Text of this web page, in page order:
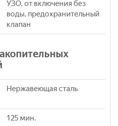
УЗО, от включения без
воды, предохранительный
клапан
Нержавеющая сталь
125 мин.